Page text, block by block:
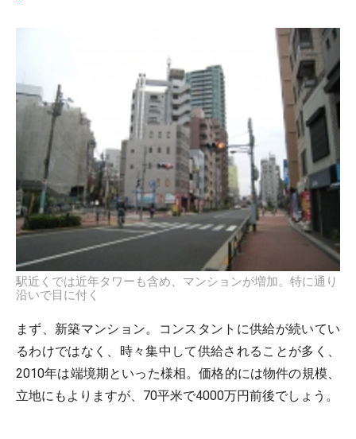
駅近くでは近年タワーも含め、マンションが増加。特に通り
沿いで目に付く
まず、新築マンション。コンスタントに供給が続いてい
るわけではなく、時々集中して供給されることが多く、
2010年は端境期といった様相。価格的には物件の規模、
立地にもよりますが、70平米で4000万円前後でしょう。